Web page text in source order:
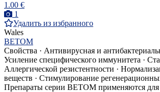
1.00 €
1
Удалить из избранного
Wales
ВЕТОМ
Свойства · Антивирусная и
Усиление специфического иммунитета ·
Аллергической резистентности ·
веществ · Стимулирование
Препараты серии ВЕТОМ применяются для